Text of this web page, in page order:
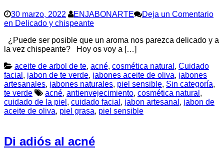
30 marzo, 2022 ENJABONARTE
Deja un Comentario
en Delicado y chispeante
¿Puede ser posible que un aroma nos parezca delicado y a
la vez chispeante? Hoy os voy a […]
aceite de arbol de te, acné, cosmética natural , Cuidado
facial , jabon de te verde, jabones aceite de oliva, jabones
artesanales, jabones naturales, piel sensible, Sin categoría,
te verde
acné, antienvejecimiento, cosmética natural ,
cuidado de la piel , cuidado facial , jabon artesanal , jabon de
aceite de oliva, piel grasa, piel sensible
Di adiós al acné